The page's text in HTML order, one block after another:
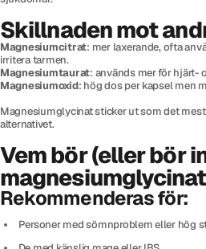
Skillnaden mot
Magnesiumcitrat: mer laxerande, ofta
irritera tarmen.
Magnesiumtaurat: används mer för hjärt-
Magnesiumoxid: hög dos per kapsel men
Magnesiumglycinat sticker ut som det
alternativet.
Vem bör (eller bör
Rekommenderas för:
Personer med sömnproblem eller hög